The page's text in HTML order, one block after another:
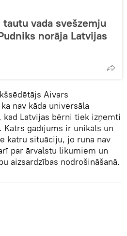
vada svešzemju
norāja Latvijas
Aivars
nav kāda universāla
Latvijas bērni tiek izņemti
Katrs gadījums ir unikāls un
katru situāciju, jo runa nav
par ārvalstu likumiem un
aizsardzības nodrošināšanā.